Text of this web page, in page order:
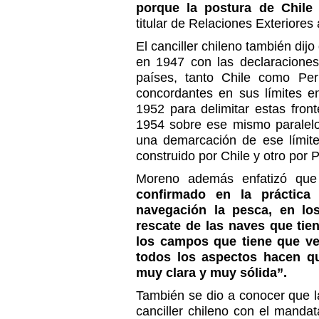
porque la postura de
titular de Relaciones Exteriores
El canciller chileno también
en 1947 con las
países, tanto Chile como
concordantes en sus límites
1952 para delimitar estas
1954 sobre ese mismo
una demarcación de ese
construido por Chile y otro por
Moreno además enfatizó
confirmado en la
navegación la pesca, en
rescate de las naves que
los campos que tiene que
todos los aspectos hacen
muy clara y muy sólida”.
También se dio a conocer que
canciller chileno con el